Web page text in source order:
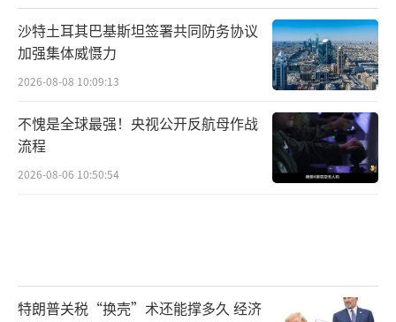
沙特土耳其巴基斯坦签署共同防务协议
加强集体威慑力
2026-08-08 10:09:13
不愧是全球最强！央视公开反航母作战
流程
2026-08-06 10:50:54
特朗普关税“换壳”术还能撑多久 经济